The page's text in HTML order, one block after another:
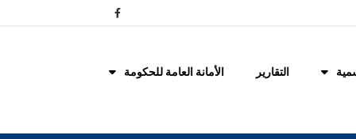
التقارير الأمانة العامة للحكومة